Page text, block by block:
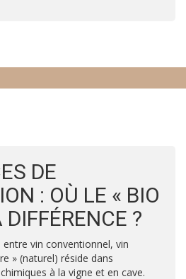
DE
: OÙ LE « BIO
?
vin conventionnel, vin
» (naturel) réside dans
à la vigne et en cave.